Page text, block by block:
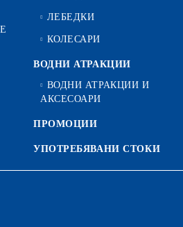
ЛЕБЕДКИ
КОЛЕСАРИ
ВОДНИ АТРАКЦИИ
ВОДНИ АТРАКЦИИ И
АКСЕСОАРИ
ПРОМОЦИИ
УПОТРЕБЯВАНИ СТОКИ